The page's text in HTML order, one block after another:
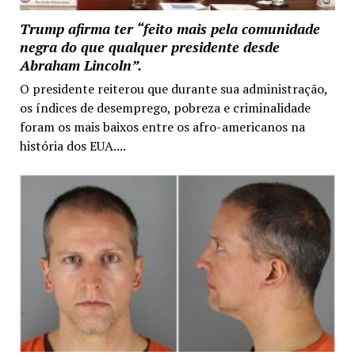
Trump afirma ter “feito mais pela comunidade
negra do que qualquer presidente desde
Abraham Lincoln”.
O presidente reiterou que durante sua administração,
os índices de desemprego, pobreza e criminalidade
foram os mais baixos entre os afro-americanos na
história dos EUA....